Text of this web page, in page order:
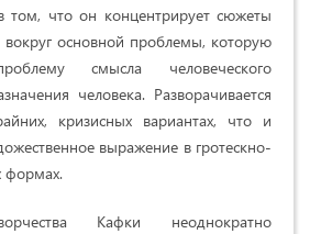
том, что он концентрирует сюжеты
вокруг основной проблемы, которую
смысла человеческого
человека. Разворачивается
кризисных вариантах, что и
выражение в гротескно-
формах.
Кафки неоднократно